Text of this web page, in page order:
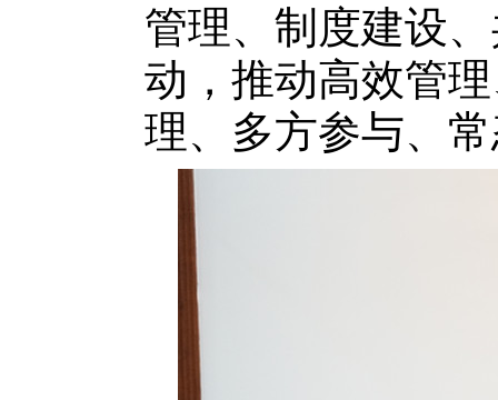
管理、制度建设
动，推动高效管理
理、多方参与、